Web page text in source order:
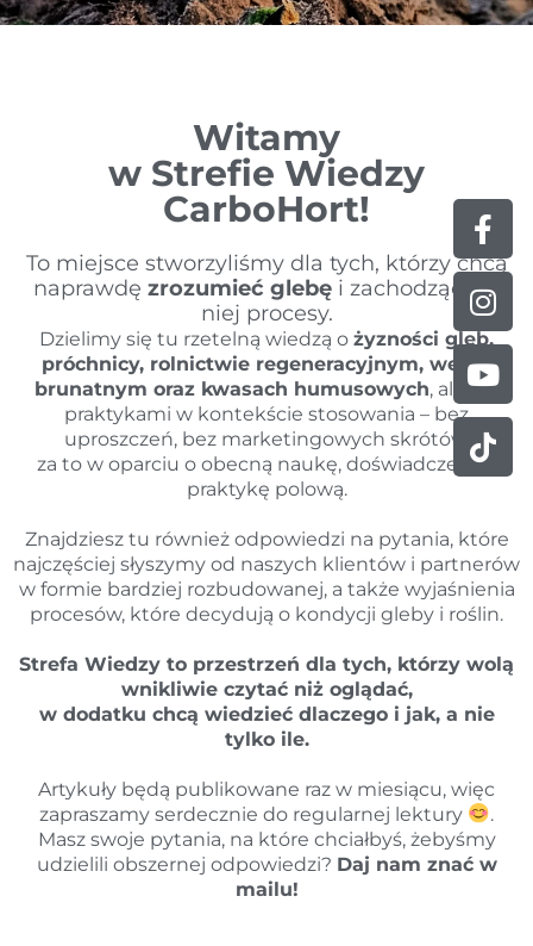
Witamy
w Strefie Wiedzy
CarboHort!
To miejsce stworzyliśmy dla tych, którzy chcą
naprawdę zrozumieć glebę i zachodzące w
niej procesy.
Dzielimy się tu rzetelną wiedzą o żyzności gleb,
próchnicy, rolnictwie regeneracyjnym, węglu
brunatnym oraz kwasach humusowych, ale też
praktykami w kontekście stosowania – bez
uproszczeń, bez marketingowych skrótów,
za to w oparciu o obecną naukę, doświadczenie i
praktykę polową.
Znajdziesz tu również odpowiedzi na pytania, które
najczęściej słyszymy od naszych klientów i partnerów
w formie bardziej rozbudowanej, a także wyjaśnienia
procesów, które decydują o kondycji gleby i roślin.
Strefa Wiedzy to przestrzeń dla tych, którzy wolą
wnikliwie czytać niż oglądać,
w dodatku chcą wiedzieć dlaczego i jak, a nie
tylko ile.
Artykuły będą publikowane raz w miesiącu, więc
zapraszamy serdecznie do regularnej lektury
.
Masz swoje pytania, na które chciałbyś, żebyśmy
udzielili obszernej odpowiedzi? Daj nam znać w
mailu!
f